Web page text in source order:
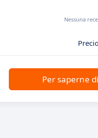
Nessuna
Per saperne